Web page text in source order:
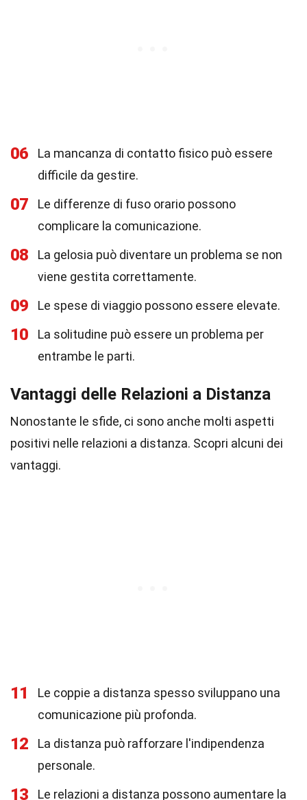
06
La mancanza di contatto fisico può essere
difficile da gestire.
07
Le differenze di fuso orario possono
complicare la comunicazione.
08
La gelosia può diventare un problema se non
viene gestita correttamente.
09 Le spese di viaggio possono essere elevate.
10
La solitudine può essere un problema per
entrambe le parti.
Vantaggi delle Relazioni a Distanza
Nonostante le sfide, ci sono anche molti aspetti
positivi nelle relazioni a distanza. Scopri alcuni dei
vantaggi.
11
Le coppie a distanza spesso sviluppano una
comunicazione più profonda.
12
La distanza può rafforzare l'indipendenza
personale.
13 Le relazioni a distanza possono aumentare la